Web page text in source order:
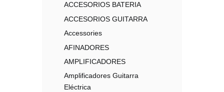
ACCESORIOS BATERIA
ACCESORIOS GUITARRA
Accessories
AFINADORES
AMPLIFICADORES
Amplificadores Guitarra
Eléctrica